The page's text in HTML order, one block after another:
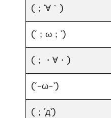
(；´∀｀)
(´；ω；`)
(；・∀・)
(´-ω-`)
(；´д`)